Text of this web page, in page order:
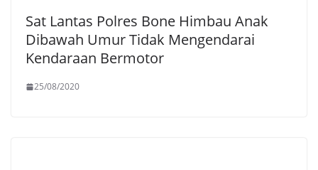
Sat Lantas Polres Bone Himbau Anak
Dibawah Umur Tidak Mengendarai
Kendaraan Bermotor
25/08/2020